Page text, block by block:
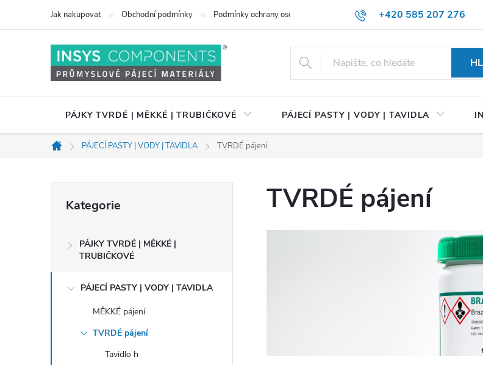
+420 585 207 276
Jak nakupovat Obchodní podmínky Podmínky ochrany osobních údajů
PÁJKY TVRDÉ | MĚKKÉ | TRUBIČKOVÉ PÁJECÍ PASTY | VODY | TAVIDLA
Domů
PÁJECÍ PASTY | VODY | TAVIDLA TVRDÉ pájení
kategorie
Kategorie
PÁJKY TVRDÉ | MĚKKÉ |
TRUBIČKOVÉ
PÁJECÍ PASTY | VODY | TAVIDLA
MĚKKÉ pájení
TVRDÉ pájení
Tavidlo h
TVRDÉ pájení